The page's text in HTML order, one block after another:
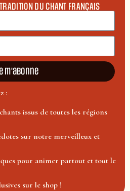
DU CHANT FRANÇAIS
m'abonne
:
issus de toutes les régions
sur notre merveilleux et
pour animer partout et tout le
sur le shop !